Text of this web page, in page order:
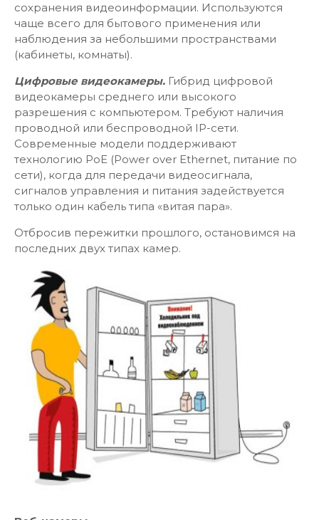
сохранения видеоинформации. Используются
чаще всего для бытового применения или
наблюдения за небольшими пространствами
(кабинеты, комнаты).
Цифровые видеокамеры. Гибрид цифровой
видеокамеры среднего или высокого
разрешения с компьютером. Требуют наличия
проводной или беспроводной IP-сети.
Современные модели поддерживают
технологию PoE (Power over Ethernet, питание по
сети), когда для передачи видеосигнала,
сигналов управления и питания задействуется
только один кабель типа «витая пара».
Отбросив пережитки прошлого, остановимся на
последних двух типах камер.